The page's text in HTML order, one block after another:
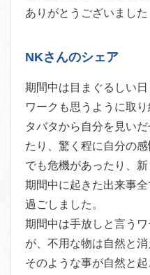
ありがとうございました
NKさんのシェア
期間中は目まぐるしい日
ワークも思うように取
タバタから自分を見い
たり、驚く程に自分の
でも危機があったり、
期間中に起きた出来事
過ごしました。
期間中は手放しと言う
が、不用な物は自然と消
そのような事が自然と